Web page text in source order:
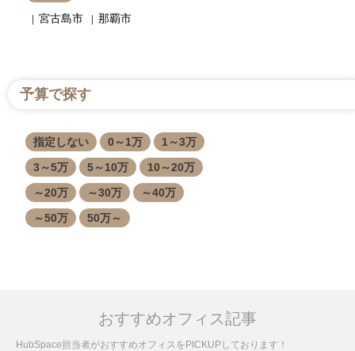
宮古島市
那覇市
予算で探す
指定しない 0～1万
1～3万
3～5万
5～10万
10～20万
～20万
～30万
～40万
～50万
50万～
おすすめオフィス記事
HubSpace担当者がおすすめオフィスをPICKUPしております！